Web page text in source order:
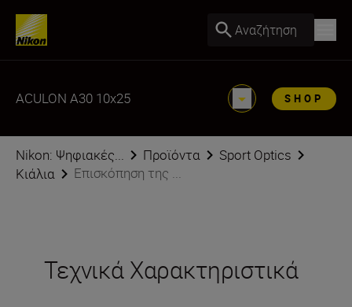
Αναζήτηση
ACULON A30 10x25 SHOP
Nikon: Ψηφιακές... Προϊόντα
Sport Optics
Κιάλια
Επισκόπηση της ...
Τεχνικά Χαρακτηριστικά